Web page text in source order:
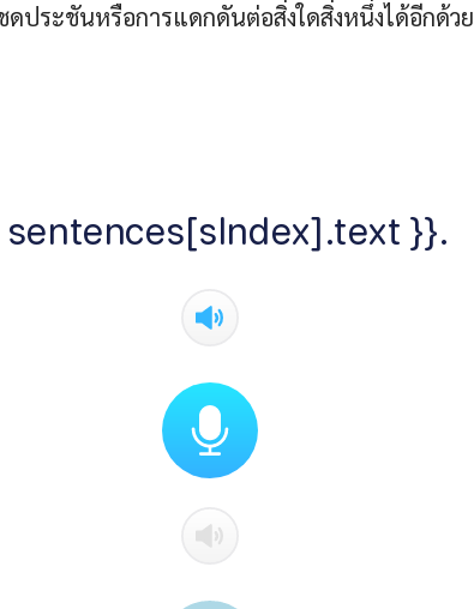
ดประชันหรือการแดกดันต่อสิ่งใดสิ่งหนึ่งได้อีกด้วย
}}.